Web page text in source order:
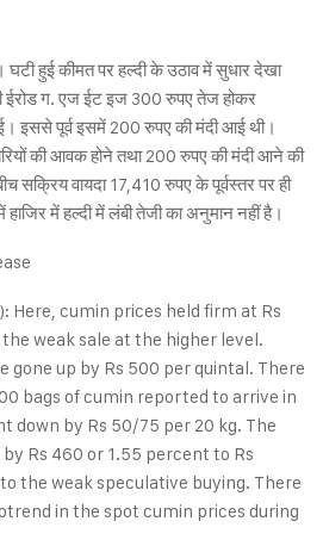
हुई कीमत पर हल्दी के उठाव में सुधार देखा
ईरोड ग. एज ईट इज 300 रुपए तेज होकर
इससे पूर्व इसमें 200 रुपए की मंदी आई थी।
की आवक होने तथा 200 रुपए की मंदी आने की
सक्रिय वायदा 17,410 रुपए के पूर्वस्तर पर ही
में हल्दी में लंबी तेजी का अनुमान नहीं है।
Here, cumin prices held firm at Rs
weak sale at the higher level.
gone up by Rs 500 per quintal. There
bags of cumin reported to arrive in
down by Rs 50/75 per 20 kg. The
Rs 460 or 1.55 percent to Rs
the weak speculative buying. There
in the spot cumin prices during